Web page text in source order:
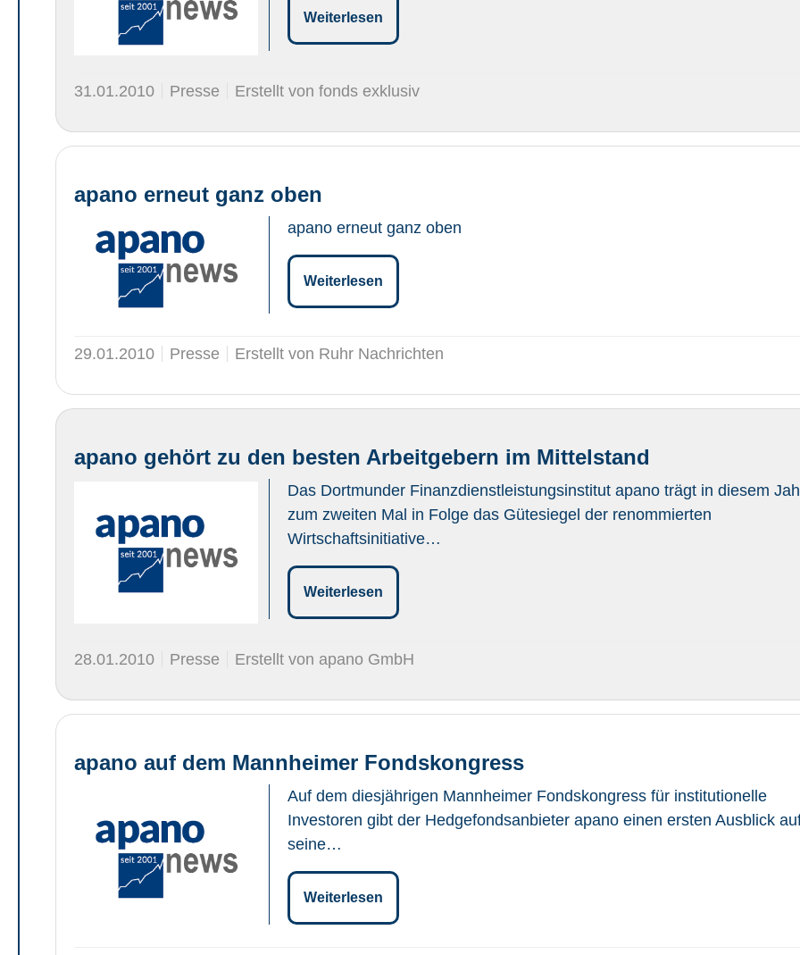
Weiterlesen
31.01.2010 Presse Erstellt von fonds exklusiv
apano erneut ganz oben
apano erneut ganz oben
Weiterlesen
29.01.2010 Presse Erstellt von Ruhr Nachrichten
apano gehört zu den besten Arbeitgebern im Mittelstand
Das Dortmunder Finanzdienstleistungsinstitut apano trägt in diesem
zum zweiten Mal in Folge das Gütesiegel der renommierten
Wirtschaftsinitiative…
Weiterlesen
28.01.2010 Presse Erstellt von apano GmbH
apano auf dem Mannheimer Fondskongress
Auf dem diesjährigen Mannheimer Fondskongress für institutionelle
Investoren gibt der Hedgefondsanbieter apano einen ersten Ausblick
seine…
Weiterlesen